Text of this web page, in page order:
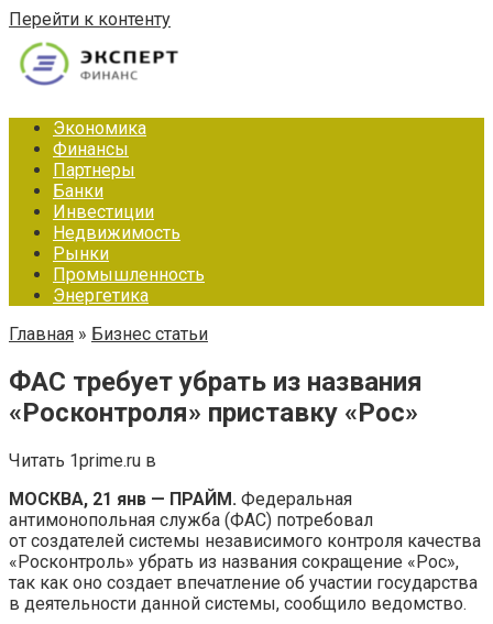
Перейти к контенту
Экономика
Финансы
Партнеры
Банки
Инвестиции
Недвижимость
Рынки
Промышленность
Энергетика
Главная » Бизнес статьи
ФАС требует убрать из названия
«Росконтроля» приставку «Рос»
Читать 1prime.ru в
МОСКВА, 21 янв — ПРАЙМ. Федеральная
антимонопольная служба (ФАС) потребовал
от создателей системы независимого контроля качества
«Росконтроль» убрать из названия сокращение «Рос»,
так как оно создает впечатление об участии государства
в деятельности данной системы, сообщило ведомство.